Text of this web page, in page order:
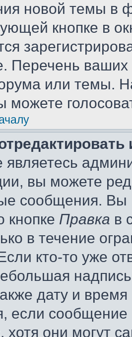
новой темы в
кнопке в
Перечень ваших
или темы.
являетесь
вы можете
сообщения. Вы
кнопке Правка в
в течение
кто-то уже
дату и
если
хотя они могут